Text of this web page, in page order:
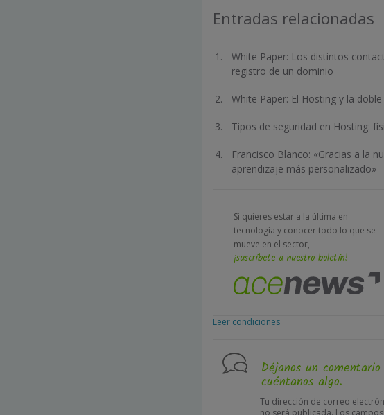
Entradas relacionadas
White Paper: Los distintos
registro de un dominio
White Paper: El Hosting y la doble
Tipos de seguridad en Hosting:
Francisco Blanco: «Gracias a la
aprendizaje más personalizado»
Si quieres estar a la última en
tecnología y conocer todo lo que se
mueve en el sector,
¡suscríbete a nuestro boletín!
Leer condiciones
Déjanos un comentario
cuéntanos algo.
Tu dirección de correo
no será publicada. Los campos